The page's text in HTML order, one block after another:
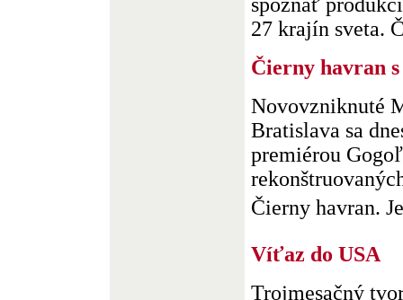
27 krajín sveta.
Čierny havran
Novovzniknuté
Bratislava sa
premiérou
Čierny havran.
Víťaz do USA
Trojmesačný